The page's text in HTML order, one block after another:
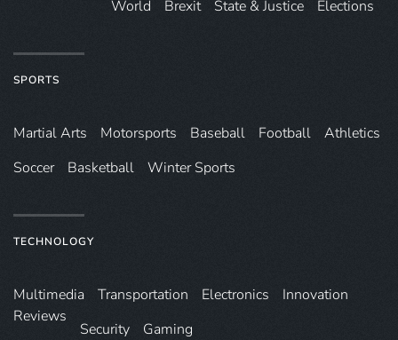
World Brexit State & Justice Elections
SPORTS
Martial Arts Motorsports Baseball Football
Athletics
Soccer
Basketball Winter Sports
TECHNOLOGY
Multimedia Transportation Electronics
Innovation
Reviews
Security Gaming